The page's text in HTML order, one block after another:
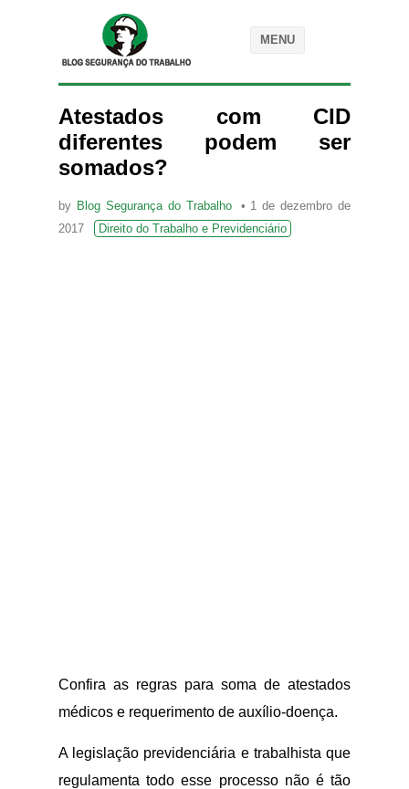
MENU
Atestados com CID
diferentes podem ser
somados?
by Blog Segurança do Trabalho
1 de dezembro de
2017
Direito do Trabalho e Previdenciário
Confira as regras para soma de atestados
médicos e requerimento de auxílio-doença.
A legislação previdenciária e trabalhista que
regulamenta todo esse processo não é tão